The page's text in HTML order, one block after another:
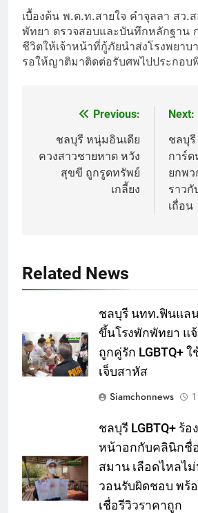
เบื้องต้น พ.ต.ท.สายใจ คำจุลลา สว.
พัทยา ตรวจสอบและบันทึกหลักฐาน
ชีวิตให้เจ้าหน้าที่กู้ภัยนำส่งโรงพยา
รอให้ญาติมาติดต่อรับศพไปประกอบ
navigation
Previous:
ชลบุรี หนุ่มอินเดีย
ควงสาวชายหาด หวัง
สุขขี ถูกรูดทรัพย์
เกลี้ยง
Next:
ชลบุรี
การ์
ยกพ
ราวกั
เถื่อน
Related News
ชลบุรี นทท.ฟินแล
ขึ้นโรงพักพัทยา แ
ถูกคู่รัก LGBTQ+
เจ็บสาหัส
Siamchonnews
ชลบุรี LGBTQ+ ร้อ
หน้าอกกับคลินิกชื่
สมาน เลือดไหลไ
วอนรับผิดชอบ พร้
เชื่อรีวิวราคาถูก